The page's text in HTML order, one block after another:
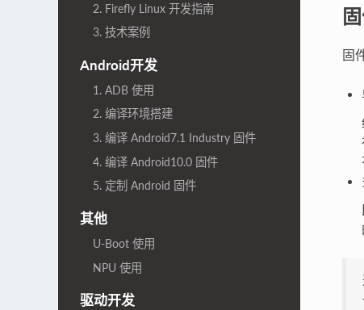
2. Firefly Linux 开发指南
3. 技术案例
Android开发
1. ADB 使用
2. 编译环境搭建
3. 编译 Android7.1 Industry 固件
4. 编译 Android10.0 固件
5. 定制 Android 固件
其他
U-Boot 使用
NPU 使用
驱动开发
固